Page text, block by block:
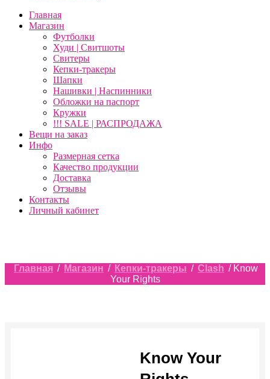
Главная
Магазин
Футболки
Худи | Свитшоты
Свитеры
Кепки-тракеры
Шапки
Нашивки | Наспинники
Обложки на паспорт
Кружки
!!! SALE | РАСПРОДАЖА
Вещи на заказ
Инфо
Размерная сетка
Качество продукции
Доставка
Отзывы
Контакты
Личный кабинет
Главная / Магазин / Кепки-тракеры / Clash / Know
Your Rights
Know Your